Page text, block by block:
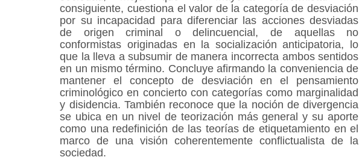
consiguiente, cuestiona el valor de la categoría de desviación
por su incapacidad para diferenciar las acciones desviadas
de origen criminal o delincuencial, de aquellas no
conformistas originadas en la socialización anticipatoria, lo
que la lleva a subsumir de manera incorrecta ambos sentidos
en un mismo término. Concluye afirmando la conveniencia de
mantener el concepto de desviación en el pensamiento
criminológico en concierto con categorías como marginalidad
y disidencia. También reconoce que la noción de divergencia
se ubica en un nivel de teorización más general y su aporte
como una redefinición de las teorías de etiquetamiento en el
marco de una visión coherentemente conflictualista de la
sociedad.